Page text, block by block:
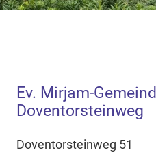
Ev. Mirjam-
Doventorsteinweg
Doventorsteinweg 51